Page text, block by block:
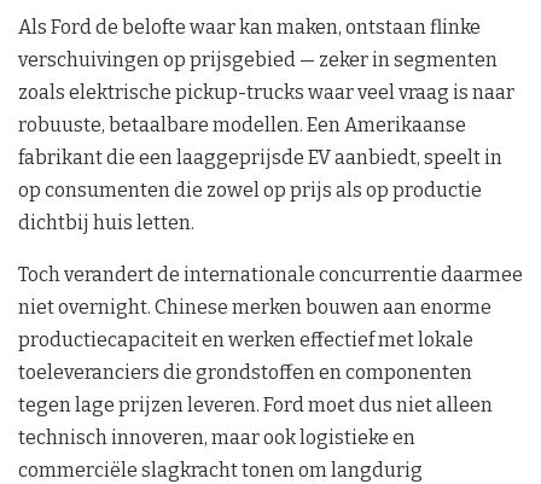
Als Ford de belofte waar kan maken, ontstaan flinke
verschuivingen op prijsgebied — zeker in segmenten
zoals elektrische pickup-trucks waar veel vraag is naar
robuuste, betaalbare modellen. Een Amerikaanse
fabrikant die een laaggeprijsde EV aanbiedt, speelt in
op consumenten die zowel op prijs als op productie
dichtbij huis letten.
Toch verandert de internationale concurrentie daarmee
niet overnight. Chinese merken bouwen aan enorme
productiecapaciteit en werken effectief met lokale
toeleveranciers die grondstoffen en componenten
tegen lage prijzen leveren. Ford moet dus niet alleen
technisch innoveren, maar ook logistieke en
commerciële slagkracht tonen om langdurig